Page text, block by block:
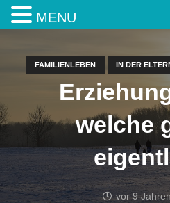
FAMILIENLEBEN IN DER
welche
vor 9 Jahren
MENU